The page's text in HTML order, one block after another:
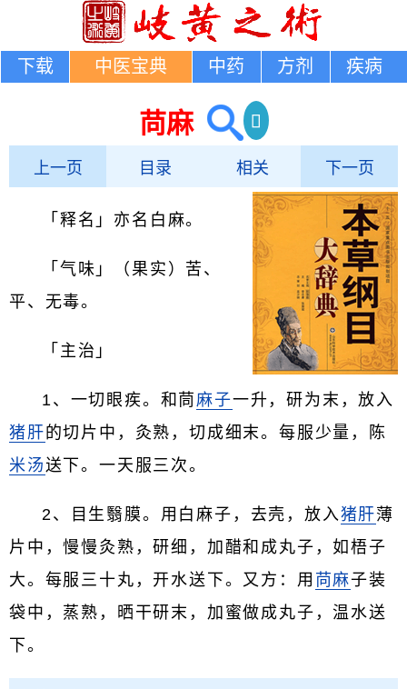
下载 中医宝典 中药 方剂 疾病
苘麻
上一页 目录 相关 下一页
「释名」亦名白麻。
「气味」（果实）苦、
平、无毒。
「主治」
1、一切眼疾。和茼麻子一升，研为末，放入
猪肝 的切片中，灸熟，切成细末。每服少量，陈
米汤送下。一天服三次。
2、目生翳膜。用白麻子，去壳，放入猪肝薄
片中，慢慢灸熟，研细，加醋和成丸子，如梧子
大。每服三十丸，开水送下。又方：用 苘麻子装
袋中，蒸熟，晒干研末，加蜜做成丸子，温水送
下。